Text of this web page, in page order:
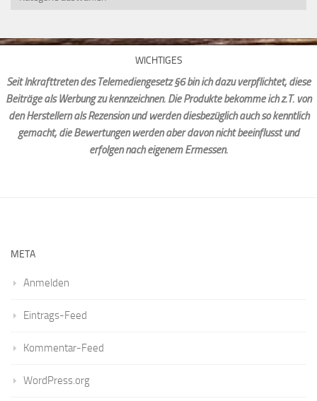
WICHTIGES
Seit Inkrafttreten des Telemediengesetz §6 bin ich dazu verpflichtet, diese
Beiträge als Werbung zu kennzeichnen. Die Produkte bekomme ich z.T. von
den Herstellern als Rezension und werden diesbezüglich auch so kenntlich
gemacht, die Bewertungen werden aber davon nicht beeinflusst und
erfolgen nach eigenem Ermessen.
META
Anmelden
Eintrags-Feed
Kommentar-Feed
WordPress.org